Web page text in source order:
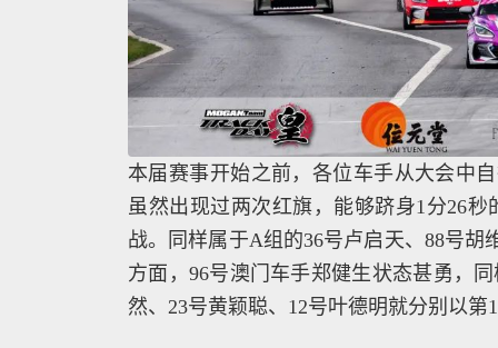
本届赛事开始之前，各位车手从大会中
虽然出现过两次红旗，能够跻身1分26
战。同样属于A组的36号卢启天、88号胡
方面，96号澳门车手郑健生状态甚勇，
然、23号黄颖聪、12号叶德明就分别以第